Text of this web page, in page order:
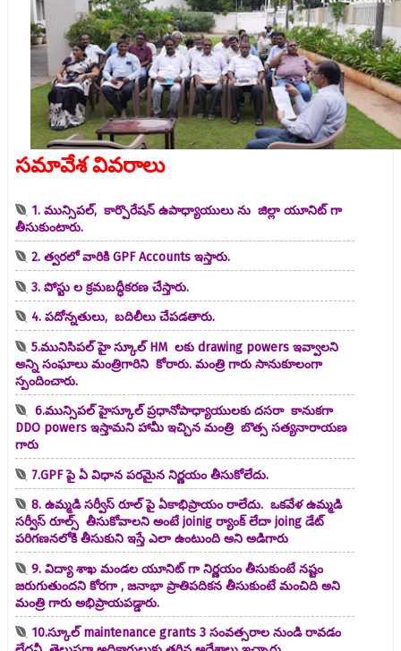
సమావేశ వివరాలు
1. మున్సిపల్, కార్పొరేషన్ ఉపాధ్యాయులు ను జిల్లా యూనిట్ గా
తీసుకుంటారు.
2. త్వరలో వారికి GPF Accounts ఇస్తారు.
3. పోస్టు ల క్రమబద్ధీకరణ చేస్తారు.
4. పదోన్నతులు, బదిలీలు చేపడతారు.
5.మునిసిపల్ హై స్కూల్ HM లకు drawing powers ఇవ్వాలని
అన్ని సంఘాలు మంత్రిగారిని కోరారు. మంత్రి గారు సానుకూలంగా
స్పందించారు.
6.మున్సిపల్ హైస్కూల్ ప్రధానోపాధ్యాయులకు దసరా కానుకగా
DDO powers ఇస్తామని హామీ ఇచ్చిన మంత్రి బొత్స సత్యనారాయణ
గారు
7.GPF పై ఏ విధాన పరమైన నిర్ణయం తీసుకోలేదు.
8. ఉమ్మడి సర్వీస్ రూల్ పై ఏకాభిప్రాయం రాలేదు. ఒకవేళ ఉమ్మడి
సర్వీస్ రూల్స్ తీసుకోవాలని అంటే joinig ర్యాంక్ లేదా joing డేట్
పరిగణనలోకి తీసుకుని ఇస్తే ఎలా ఉంటుంది అని అడిగారు
9. విద్యా శాఖ మండల యూనిట్ గా నిర్ణయం తీసుకుంటే నష్టం
జరుగుతుందని కోరగా , జనాభా ప్రాతిపదికన తీసుకుంటే మంచిది అని
మంత్రి గారు అభిప్రాయపడ్డారు.
10.స్కూల్ maintenance grants 3 సంవత్సరాల నుండి రావడం